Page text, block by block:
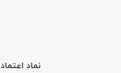
نماد